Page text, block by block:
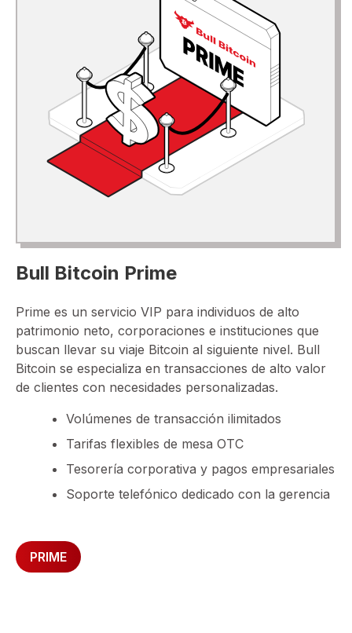
Bull Bitcoin Prime
Prime es un servicio VIP para individuos de alto
patrimonio neto, corporaciones e instituciones que
buscan llevar su viaje Bitcoin al siguiente nivel. Bull
Bitcoin se especializa en transacciones de alto valor
de clientes con necesidades personalizadas.
Volúmenes de transacción ilimitados
Tarifas flexibles de mesa OTC
Tesorería corporativa y pagos empresariales
Soporte telefónico dedicado con la gerencia
PRIME